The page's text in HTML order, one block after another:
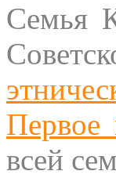
Семья
Первое
всей